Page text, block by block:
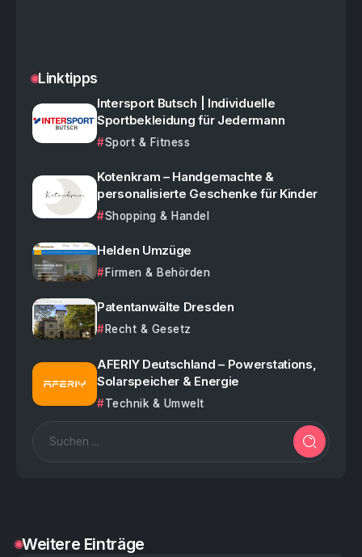
Linktipps
Intersport Butsch | Individuelle
Sportbekleidung für Jedermann
Sport & Fitness
Kotenkram – Handgemachte &
personalisierte Geschenke für Kinder
Shopping & Handel
Helden Umzüge
Firmen & Behörden
Patentanwälte Dresden
Recht & Gesetz
AFERIY Deutschland – Powerstations,
Solarspeicher & Energie
Technik & Umwelt
Weitere Einträge